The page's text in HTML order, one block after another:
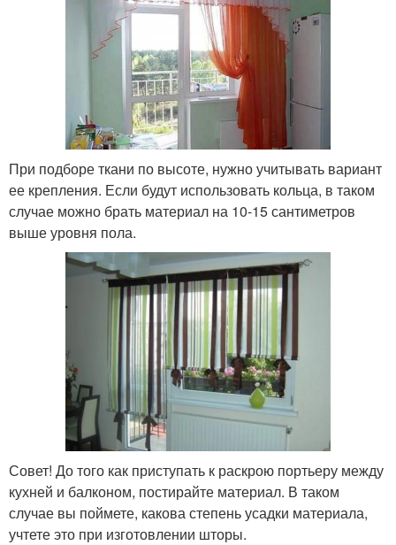
При подборе ткани по высоте, нужно учитывать вариант
ее крепления. Если будут использовать кольца, в таком
случае можно брать материал на 10-15 сантиметров
выше уровня пола.
Совет! До того как приступать к раскрою портьеру между
кухней и балконом, постирайте материал. В таком
случае вы поймете, какова степень усадки материала,
учтете это при изготовлении шторы.